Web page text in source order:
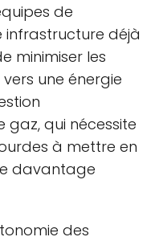
de
infrastructure déjà
minimiser les
une énergie
qui nécessite
à mettre en
davantage
des